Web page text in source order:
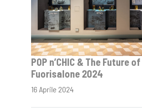
POP n’CHIC & The Future
Fuorisalone 2024
16 Aprile 2024